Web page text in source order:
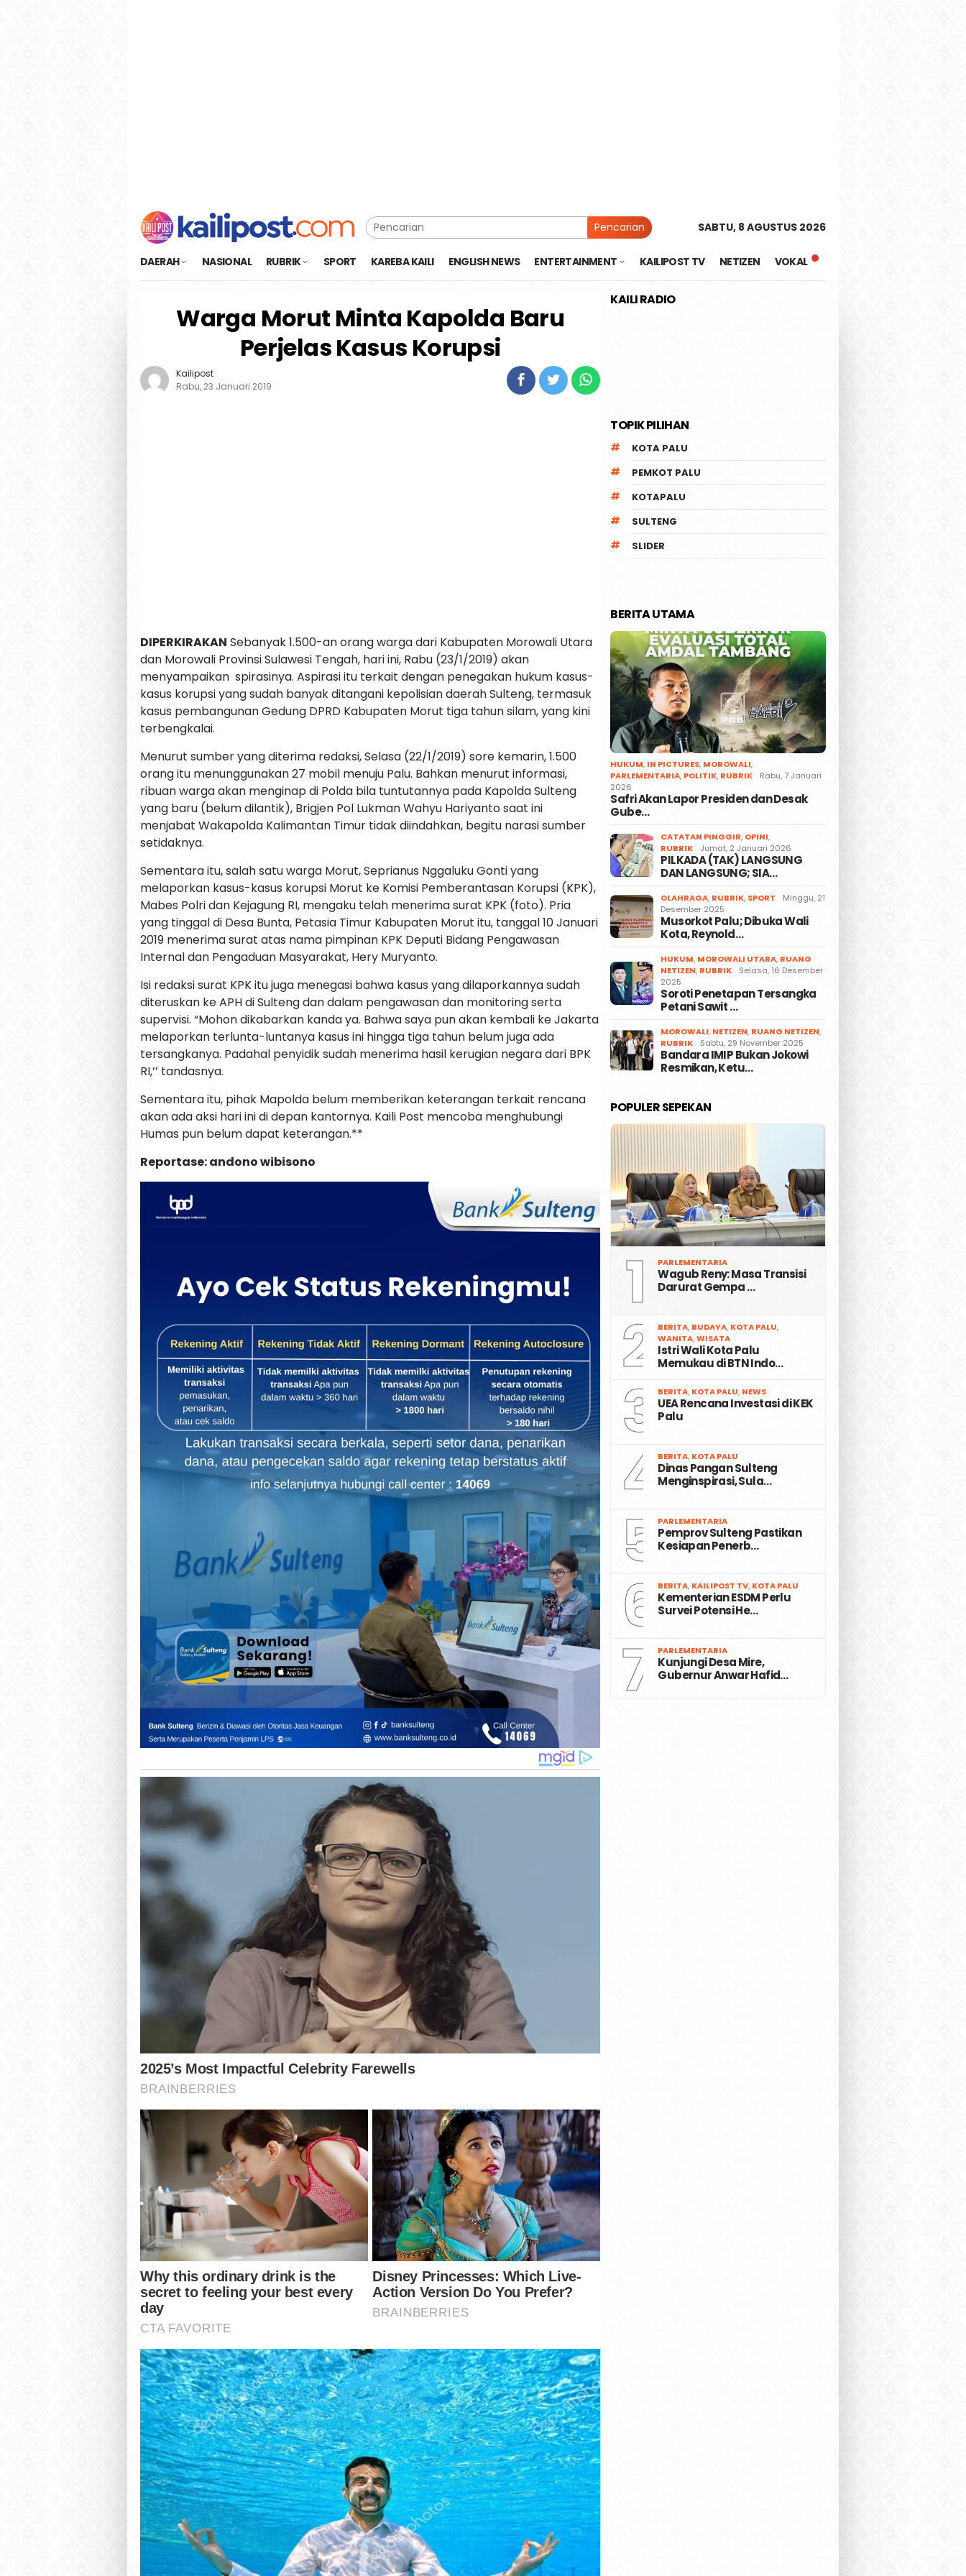
Pencarian SABTU, 8 AGUSTUS 2026
DAERAH NASIONAL RUBRIK SPORT KAREBA KAILI ENGLISH NEWS ENTERTAINMENT KAILIPOST TV NETIZEN VOKAL
Warga Morut Minta Kapolda Baru
Perjelas Kasus Korupsi
Kailipost
Rabu, 23 Januari 2019
DIPERKIRAKAN Sebanyak 1.500-an orang warga dari Kabupaten Morowali Utara
dan Morowali Provinsi Sulawesi Tengah, hari ini, Rabu (23/1/2019) akan
menyampaikan spirasinya. Aspirasi itu terkait dengan penegakan hukum kasus-
kasus korupsi yang sudah banyak ditangani kepolisian daerah Sulteng, termasuk
kasus pembangunan Gedung DPRD Kabupaten Morut tiga tahun silam, yang kini
terbengkalai.
Menurut sumber yang diterima redaksi, Selasa (22/1/2019) sore kemarin, 1.500
orang itu menunggunakan 27 mobil menuju Palu. Bahkan menurut informasi,
ribuan warga akan menginap di Polda bila tuntutannya pada Kapolda Sulteng
yang baru (belum dilantik), Brigjen Pol Lukman Wahyu Hariyanto saat ini
menjabat Wakapolda Kalimantan Timur tidak diindahkan, begitu narasi sumber
setidaknya.
Sementara itu, salah satu warga Morut, Seprianus Nggaluku Gonti yang
melaporkan kasus-kasus korupsi Morut ke Komisi Pemberantasan Korupsi (KPK),
Mabes Polri dan Kejagung RI, mengaku telah menerima surat KPK (foto). Pria
yang tinggal di Desa Bunta, Petasia Timur Kabupaten Morut itu, tanggal 10 Januari
2019 menerima surat atas nama pimpinan KPK Deputi Bidang Pengawasan
Internal dan Pengaduan Masyarakat, Hery Muryanto.
Isi redaksi surat KPK itu juga menegasi bahwa kasus yang dilaporkannya sudah
diteruskan ke APH di Sulteng dan dalam pengawasan dan monitoring serta
supervisi. “Mohon dikabarkan kanda ya. Bahwa saya pun akan kembali ke Jakarta
melaporkan terlunta-luntanya kasus ini hingga tiga tahun belum juga ada
tersangkanya. Padahal penyidik sudah menerima hasil kerugian negara dari BPK
RI,’’ tandasnya.
Sementara itu, pihak Mapolda belum memberikan keterangan terkait rencana
akan ada aksi hari ini di depan kantornya. Kaili Post mencoba menghubungi
Humas pun belum dapat keterangan.**
Reportase: andono wibisono
KAILI RADIO
TOPIK PILIHAN
KOTA PALU
PEMKOT PALU
KOTAPALU
SULTENG
SLIDER
BERITA UTAMA
HUKUM, IN PICTURES, MOROWALI,
PARLEMENTARIA, POLITIK, RUBRIK
Rabu, 7 Januari
2026
Safri Akan Lapor Presiden dan Desak
Gube…
CATATAN PINGGIR, OPINI,
RUBRIK
Jumat, 2 Januari 2026
PILKADA (TAK) LANGSUNG
DAN LANGSUNG; SIA…
OLAHRAGA, RUBRIK, SPORT
Minggu, 21
Desember 2025
Musorkot Palu; Dibuka Wali
Kota, Reynold…
HUKUM, MOROWALI UTARA, RUANG
NETIZEN, RUBRIK
Selasa, 16 Desember
2025
Soroti Penetapan Tersangka
Petani Sawit …
MOROWALI, NETIZEN, RUANG NETIZEN,
RUBRIK
Sabtu, 29 November 2025
Bandara IMIP Bukan Jokowi
Resmikan, Ketu…
POPULER SEPEKAN
1 PARLEMENTARIA
Wagub Reny: Masa Transisi
Darurat Gempa …
2 BERITA, BUDAYA, KOTA PALU,
WANITA,WISATA
Istri Wali Kota Palu
Memukau di BTN Indo…
3 BERITA, KOTA PALU, NEWS
UEA Rencana Investasi di KEK
Palu
4 BERITA, KOTA PALU
Dinas Pangan Sulteng
Menginspirasi, Sula…
5 PARLEMENTARIA
Pemprov Sulteng Pastikan
Kesiapan Penerb…
6 BERITA, KAILIPOST TV, KOTA PALU
Kementerian ESDM Perlu
Survei Potensi He…
7 PARLEMENTARIA
Kunjungi Desa Mire,
Gubernur Anwar Hafid…